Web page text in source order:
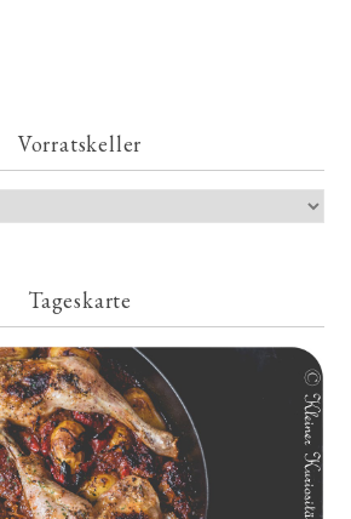
Vorratskeller
Tageskarte